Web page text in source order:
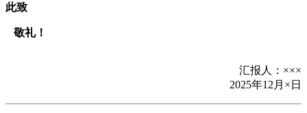
此致
敬礼！
汇报人：×××
2025年12月×日